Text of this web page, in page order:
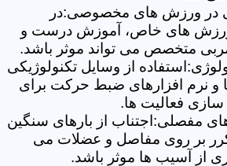
در ورزش های مخصوصی:در
های خاص، آموزش درست و
متخصص می تواند موثر باشد.
از وسایل تکنولوژیکی
و نرم افزارهای ضبط حرکت برای
سازی فعالیت ها.
مفصلی:اجتناب از بارهای سنگین
بر روی مفاصل و عضلات می
از آسیب ها موثر باشد.